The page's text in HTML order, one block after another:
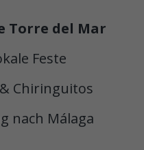
Torre del Mar
Feste
Chiringuitos
nach Málaga